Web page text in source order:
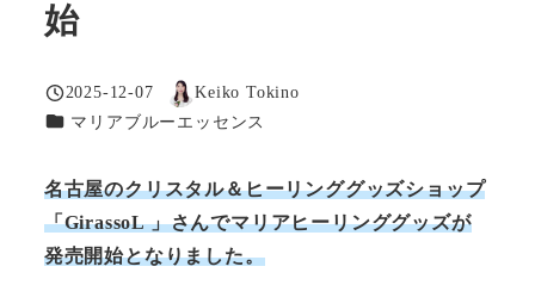
始
投稿日
2025-12-07
著
Keiko Tokino
カテゴリー
マリアブルーエッセンス
名古屋のクリスタル＆ヒーリンググッズショップ
「GirassoL 」さんでマリアヒーリンググッズが
発売開始となりました。